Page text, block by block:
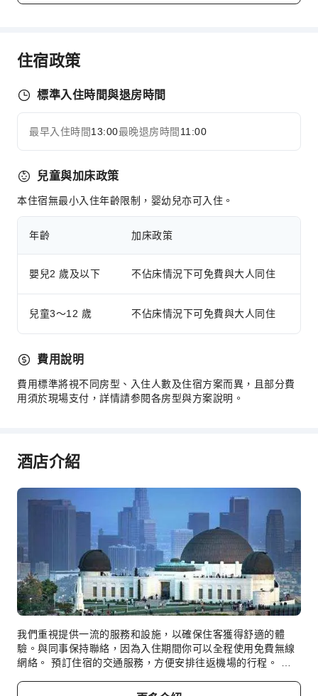
停車場
櫃檯服務
24 小時櫃檯
安全與保全
急救包
無障礙設施
無障礙通道
展開全部
住宿政策
標準入住時間與退房時間
最早入住時間13:00最晚退房時間 11:00
兒童與加床政策
本住宿無最小入住年齡限制，婴幼兒亦可入住。
年齡 加床政策
嬰兒2 歲及以下 不佔床情況下可免費與大人同住
兒童3～12 歲 不佔床情況下可免費與大人同住
費用說明
費用標準將視不同房型、入住人數及住宿方案而異，且部分費
用須於現場支付，詳情請参閱各房型與方案說明。
酒店介紹
我們重視提供一流的服務和設施，以確保住客獲得舒適的體
驗。與同事保持聯絡，因為入住期間你可以全程使用免費無線
網絡。 預訂住宿的交通服務，方便安排往返機場的行程。 自
設施隨時獲取所需支援。 為了尋找城市的頂級娛樂活動，請使